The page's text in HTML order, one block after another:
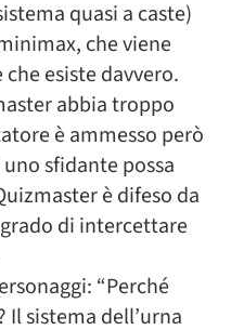
quasi a caste)
che viene
esiste davvero.
abbia troppo
è ammesso però
sfidante possa
è difeso da
di intercettare
“Perché
Il sistema dell’urna